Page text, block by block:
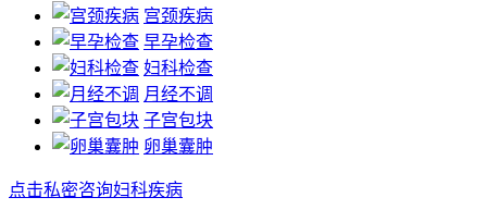
宫颈疾病
早孕检查
妇科检查
月经不调
子宫包块
卵巢囊肿
点击私密咨询妇科疾病